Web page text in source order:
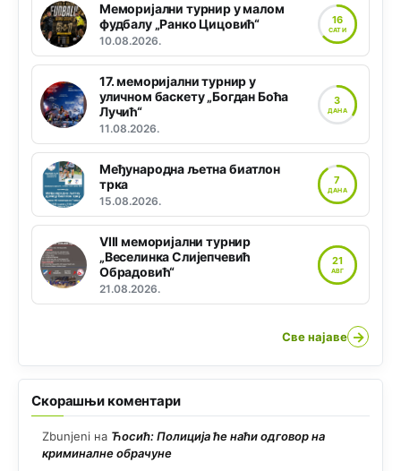
Меморијални турнир у малом
фудбалу „Ранко Цицовић“
10.08.2026.
16
САТИ
17. меморијални турнир у
уличном баскету „Богдан Боћа
Лучић“
11.08.2026.
3
ДАНА
Међународна љетна биатлон
трка
15.08.2026.
7
ДАНА
VIII меморијални турнир
„Веселинка Слијепчевић
Обрадовић“
21.08.2026.
21
АВГ
Све најаве →
Скорашњи коментари
Zbunjeni на Ћосић: Полиција ће наћи одговор на
криминалне обрачуне